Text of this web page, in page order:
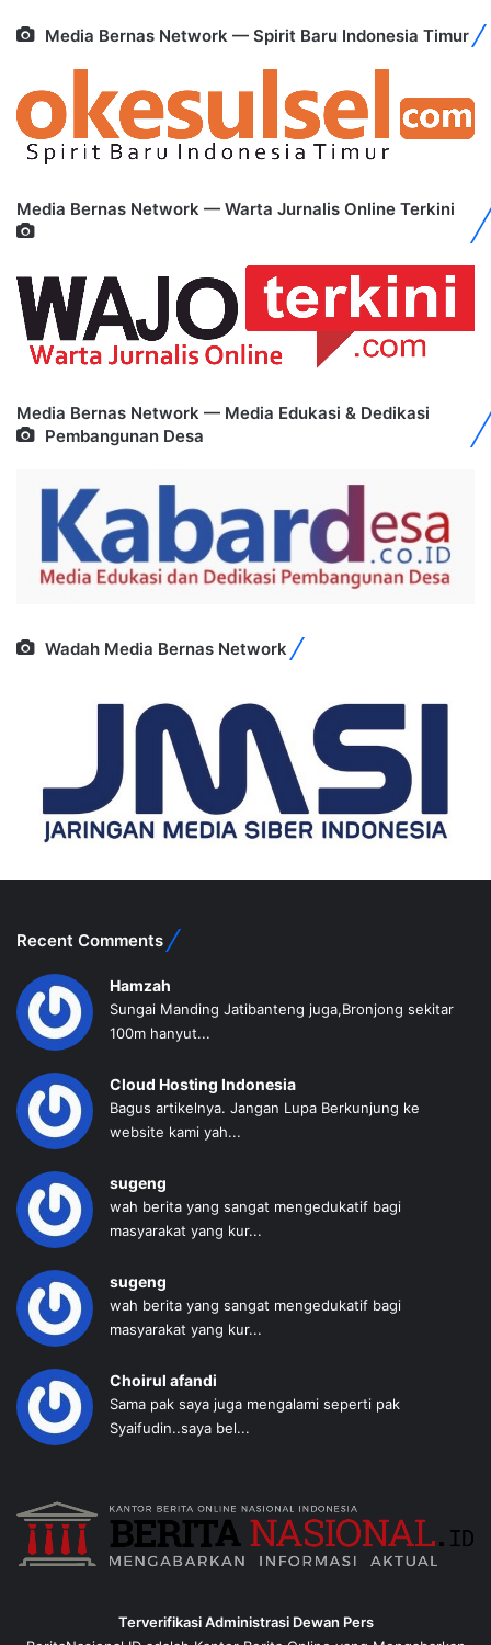
Media Bernas Network — Spirit Baru Indonesia Timur
Media Bernas Network — Warta Jurnalis Online Terkini
Media Bernas Network — Media Edukasi & Dedikasi
Pembangunan Desa
Wadah Media Bernas Network
Recent Comments
Hamzah
Sungai Manding Jatibanteng juga,Bronjong sekitar
100m hanyut...
Cloud Hosting Indonesia
Bagus artikelnya. Jangan Lupa Berkunjung ke
website kami yah...
sugeng
wah berita yang sangat mengedukatif bagi
masyarakat yang kur...
sugeng
wah berita yang sangat mengedukatif bagi
masyarakat yang kur...
Choirul afandi
Sama pak saya juga mengalami seperti pak
Syaifudin..saya bel...
Terverifikasi Administrasi Dewan Pers